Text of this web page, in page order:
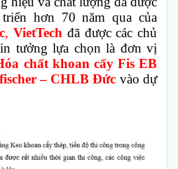
hơn 70 năm qua của
, VietTech đã được các chủ
tưởng lựa chọn là đơn vị
chất khoan cấy Fis EB
fischer– CHLB Đức vào dự